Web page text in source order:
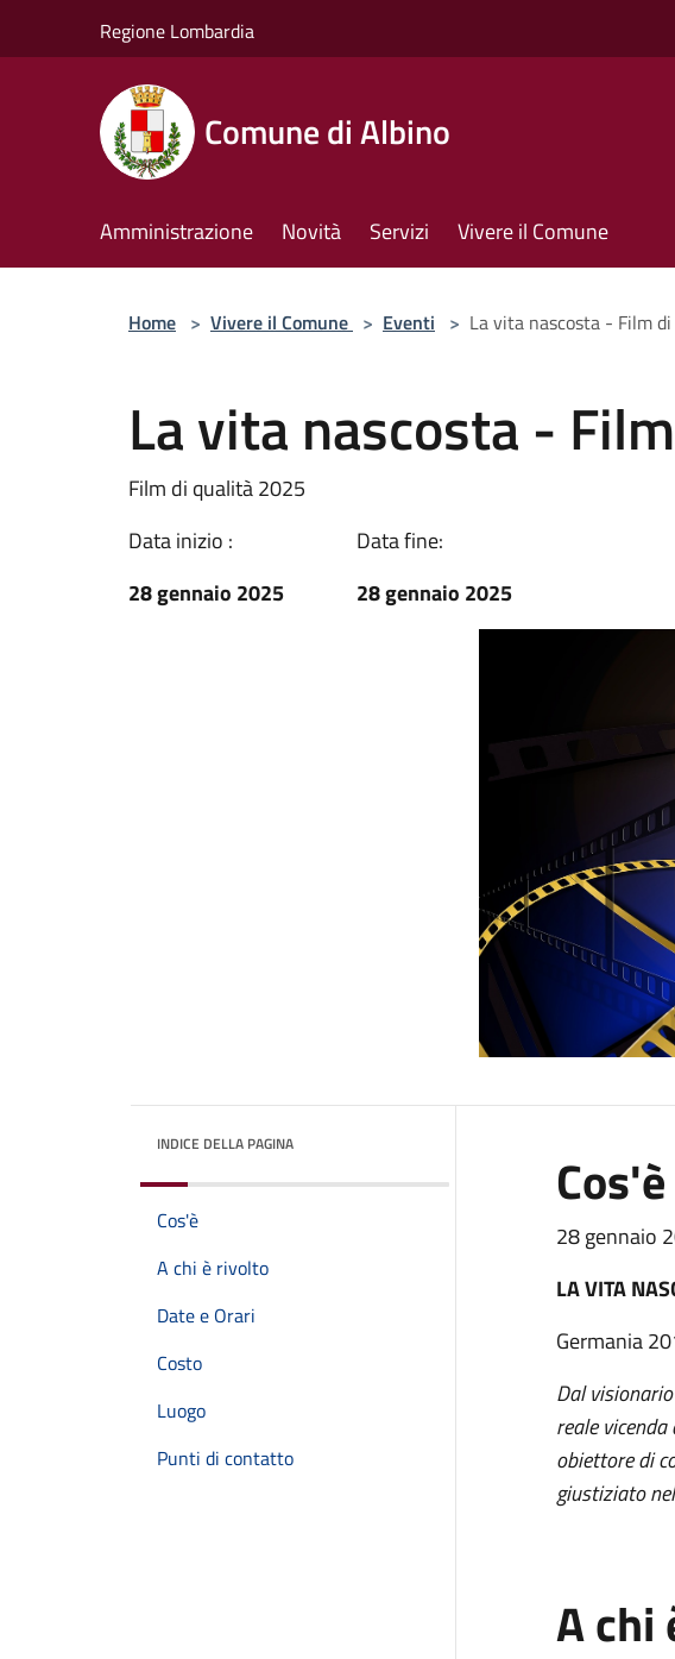
Regione Lombardia
Comune di Albino
Amministrazione Novità Servizi Vivere il Comune
Home > Vivere il Comune > Eventi > La vita nascosta - Film
La vita nascosta -
Film di qualità 2025
Data inizio :
28 gennaio 2025
Data fine:
28 gennaio 2025
INDICE DELLA PAGINA
Cos'è
A chi è rivolto
Date e Orari
Costo
Luogo
Punti di contatto
Cos'è
28 gennaio
LA VITA
Germania
Dal
reale
obiettore di
giustiziato
A chi